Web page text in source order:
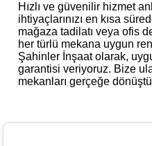
Hızlı ve güvenilir hizmet
ihtiyaçlarınızı en kısa
mağaza tadilatı veya ofis
her türlü mekana uygun
Şahinler İnşaat olarak,
garantisi veriyoruz. Bize
mekanları gerçeğe